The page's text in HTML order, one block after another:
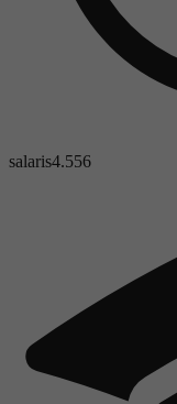
salaris4.556